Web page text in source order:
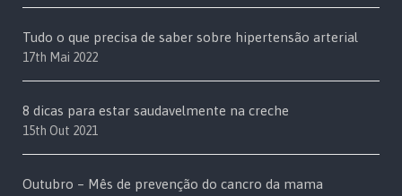
Tudo o que precisa de saber sobre hipertensão arterial
17th Mai 2022
8 dicas para estar saudavelmente na creche
15th Out 2021
Outubro – Mês de prevenção do cancro da mama